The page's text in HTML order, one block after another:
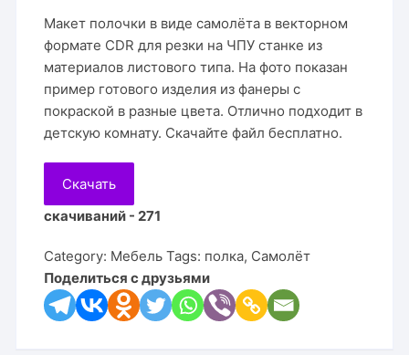
Макет полочки в виде самолёта в векторном
формате CDR для резки на ЧПУ станке из
материалов листового типа. На фото показан
пример готового изделия из фанеры с
покраской в разные цвета. Отлично подходит в
детскую комнату. Скачайте файл бесплатно.
Скачать
скачиваний - 271
Category: Мебель Tags: полка, Самолёт
Поделиться с друзьями